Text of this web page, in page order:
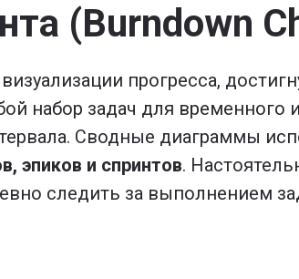
(Burndown
прогресса,
набор задач для временного
Сводные диаграммы
эпиков и спринтов.
следить за выполнением